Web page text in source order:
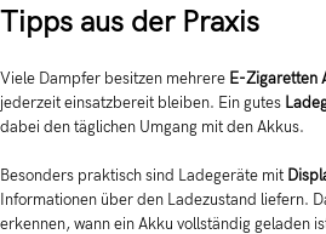
Tipps aus der Praxis
Viele Dampfer besitzen mehrere E-Zigaretten
jederzeit einsatzbereit bleiben. Ein gutes
dabei den täglichen Umgang mit den Akkus.
Besonders praktisch sind Ladegeräte mit
Informationen über den Ladezustand liefern.
erkennen, wann ein Akku vollständig geladen